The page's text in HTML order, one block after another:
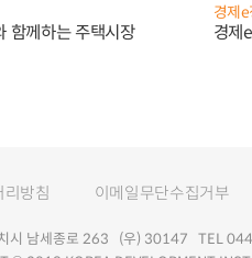
함께하는 주택시장
경제
경제
리방침 이메일무단수집거부
치시 남세종로 263 (우) 30147 TEL